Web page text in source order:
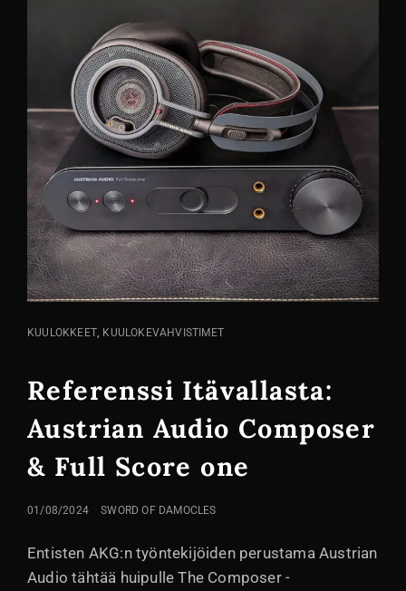
KISSA
KUULOKKEET, KUULOKEVAHVISTIMET
Referenssi Itävallasta:
Austrian Audio Composer
& Full Score one
LÄHETETTY
01/08/2024 SWORD OF DAMOCLES
Entisten AKG:n työntekijöiden perustama Austrian
Audio tähtää huipulle The Composer -